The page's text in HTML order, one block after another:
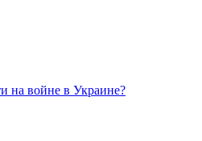
на войне в Украине?